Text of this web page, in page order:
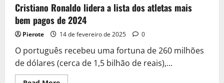
Cristiano Ronaldo lidera a lista dos atletas mais
bem pagos de 2024
Pierote 14 de fevereiro de 2025 0
O português recebeu uma fortuna de 260 milhões
de dólares (cerca de 1,5 bilhão de reais),...